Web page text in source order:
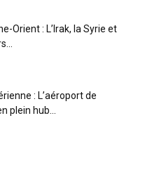
Orient : L’Irak, la Syrie et
: L’aéroport de
plein hub...